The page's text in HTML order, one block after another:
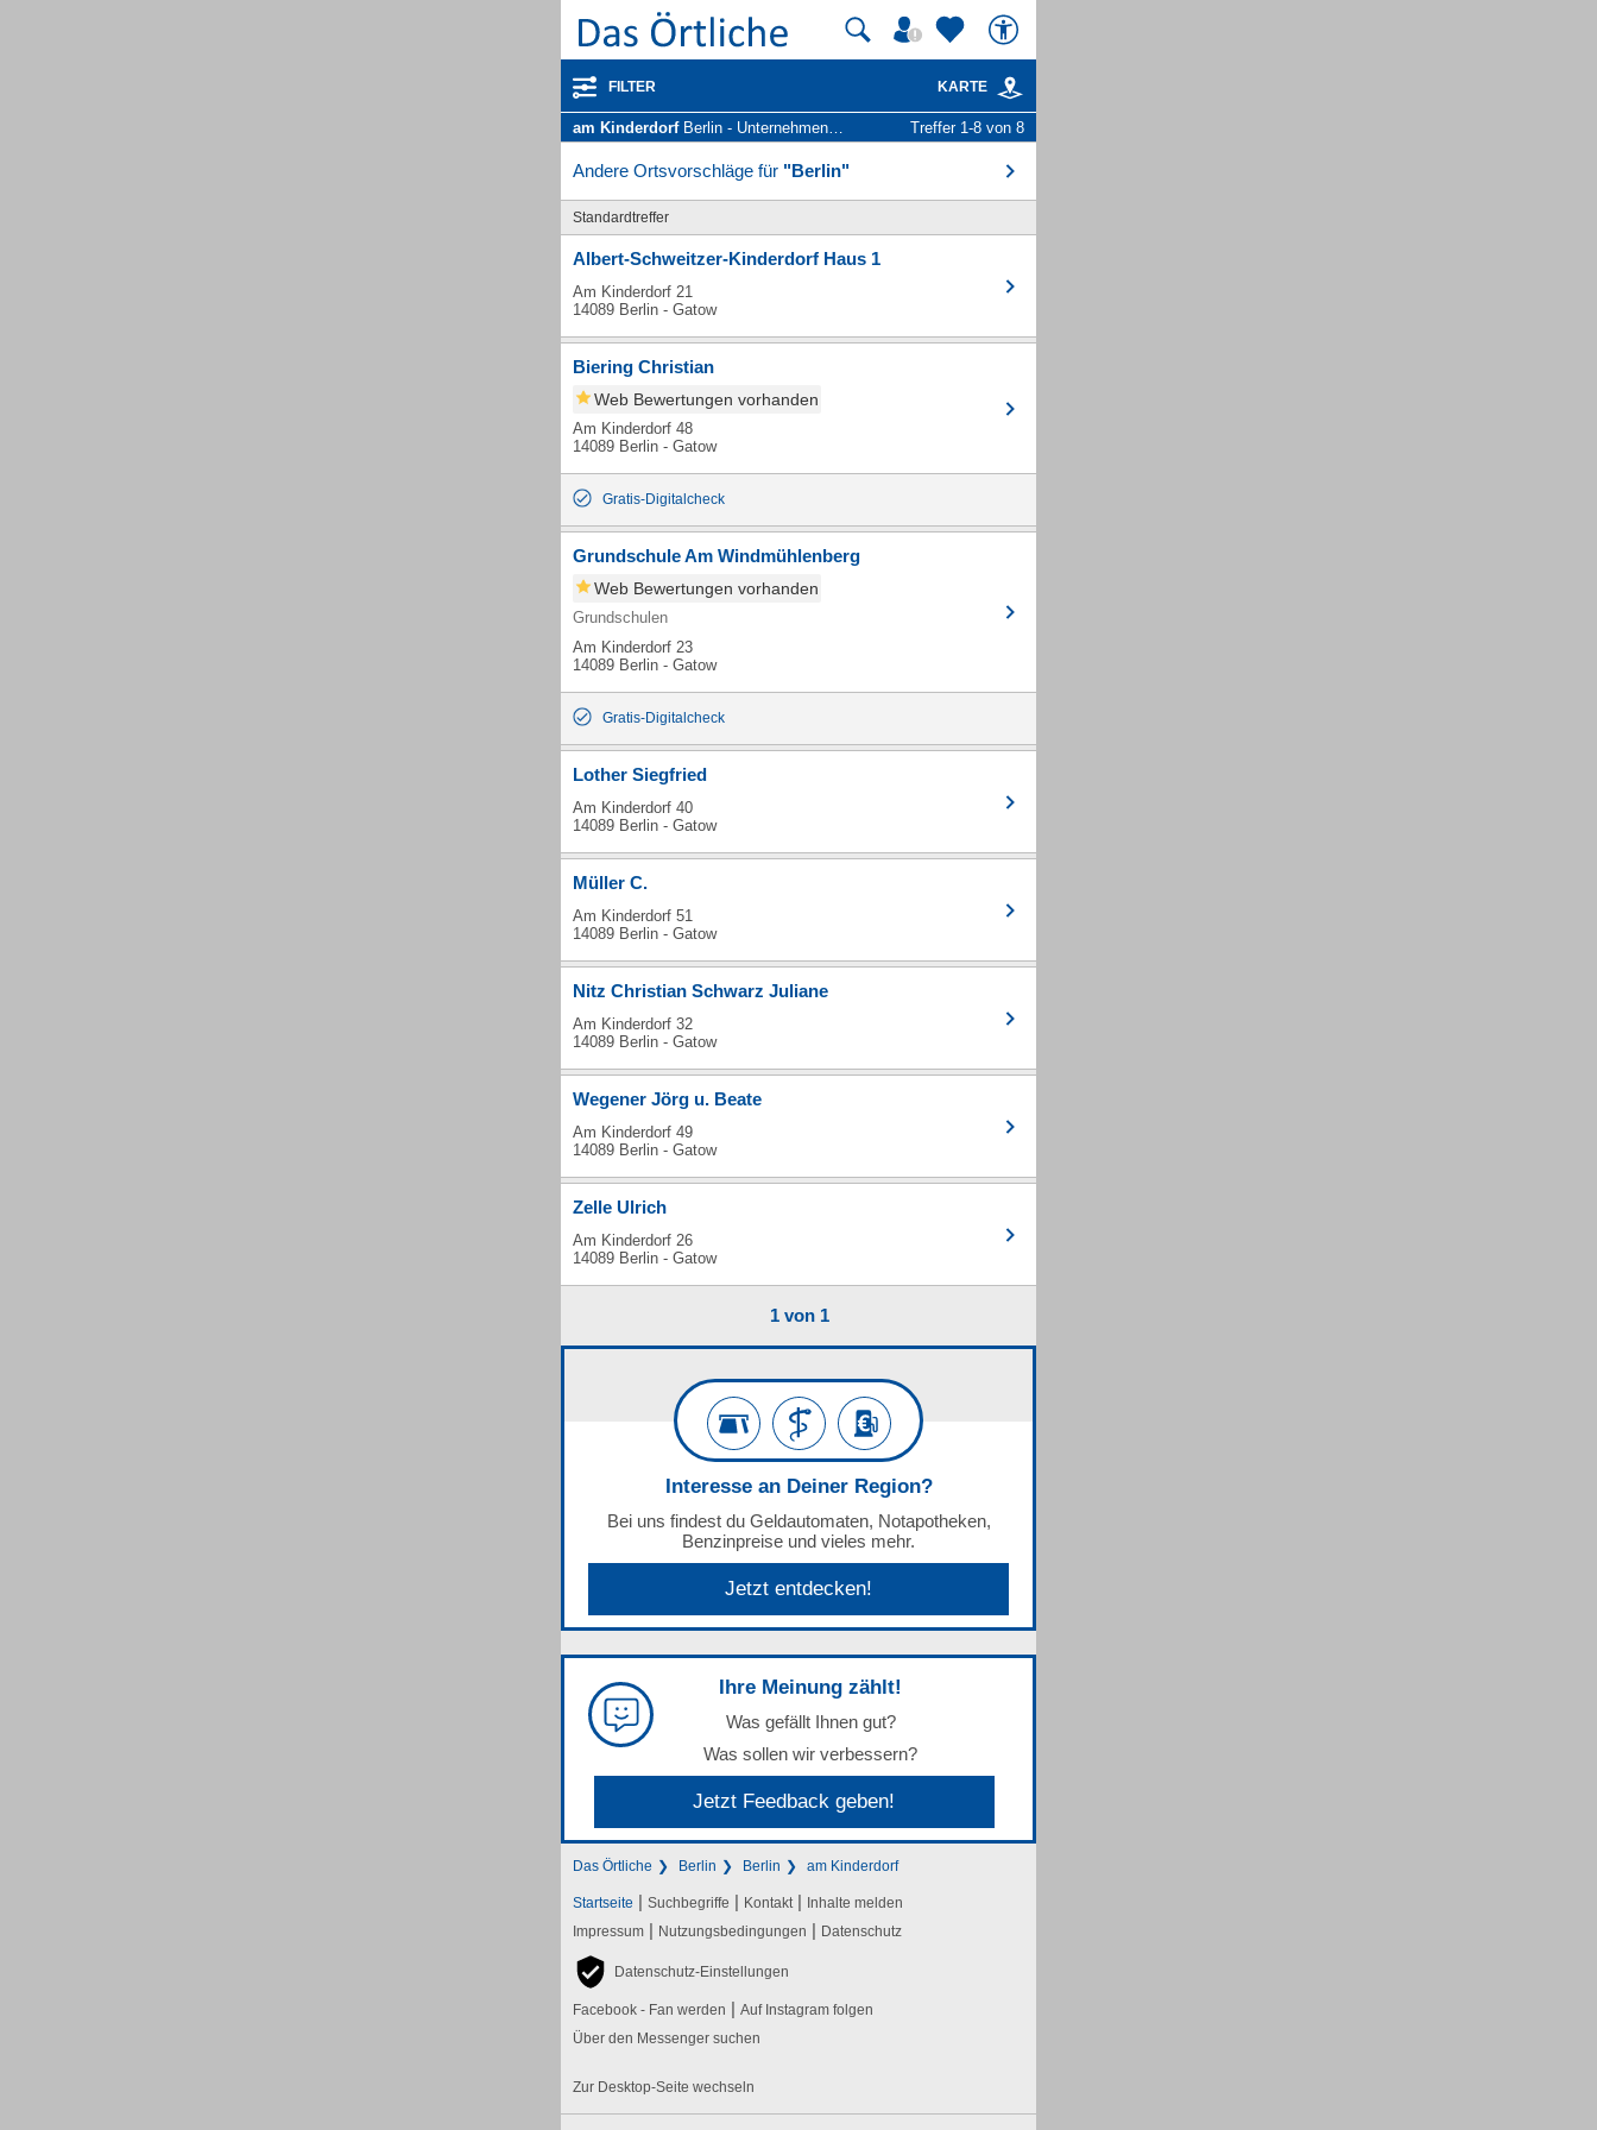
FILTER KARTE
am KinderdorfBerlin - Unternehmen und Personen Treffer 1-8 von 8
Andere Ortsvorschläge für "Berlin"
Standardtreffer
Albert-Schweitzer-Kinderdorf Haus 1
Am Kinderdorf 21
14089 Berlin - Gatow
Biering Christian
Web Bewertungen vorhanden
Am Kinderdorf 48
14089 Berlin - Gatow
Gratis-Digitalcheck
Grundschule Am Windmühlenberg
Web Bewertungen vorhanden
Grundschulen
Am Kinderdorf 23
14089 Berlin - Gatow
Gratis-Digitalcheck
Lother Siegfried
Am Kinderdorf 40
14089 Berlin - Gatow
Müller C.
Am Kinderdorf 51
14089 Berlin - Gatow
Nitz Christian Schwarz Juliane
Am Kinderdorf 32
14089 Berlin - Gatow
Wegener Jörg u. Beate
Am Kinderdorf 49
14089 Berlin - Gatow
Zelle Ulrich
Am Kinderdorf 26
14089 Berlin - Gatow
1 von 1
Interesse an Deiner Region?
Bei uns findest du Geldautomaten, Notapotheken,
Benzinpreise und vieles mehr.
Jetzt entdecken!
Ihre Meinung zählt!
Was gefällt Ihnen gut?
Was sollen wir verbessern?
Jetzt Feedback geben!
Das Örtliche Berlin Berlin am Kinderdorf
Startseite | Suchbegriffe | Kontakt | Inhalte melden
Impressum | Nutzungsbedingungen | Datenschutz
Datenschutz-Einstellungen
Facebook - Fan werden | Auf Instagram folgen
Über den Messenger suchen
Zur Desktop-Seite wechseln